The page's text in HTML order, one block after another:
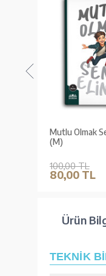
Mutlu Olmak
(M)
100,00 TL
80,00 TL
Ürün
TEKNİK